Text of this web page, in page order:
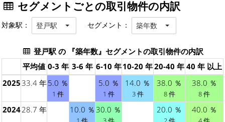
セグメントごとの取引物件の内訳
対象駅： 登戸駅 セグメント： 築年数
登戸駅 の 『築年数』セグメントの取引物件の内訳
平均値 0-3 年 3-6 年 6-10 年10-20 年20-40 年 40 年 以上
202533.4 年5.0 ％
1 件
5.0 ％
1 件
14.0 ％
3 件
38.0 ％
8 件
38.0 ％
8 件
202428.7 年 10.0 ％ 30.0 ％ 20.0 ％ 40.0 ％